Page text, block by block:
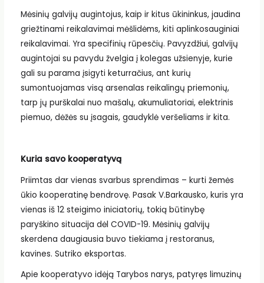
Mėsinių galvijų augintojus, kaip ir kitus ūkininkus, jaudina
griežtinami reikalavimai mėšlidėms, kiti aplinkosauginiai
reikalavimai. Yra specifinių rūpesčių. Pavyzdžiui, galvijų
augintojai su pavydu žvelgia į kolegas užsienyje, kurie
gali su parama įsigyti keturračius, ant kurių
sumontuojamas visą arsenalas reikalingų priemonių,
tarp jų purškalai nuo mašalų, akumuliatoriai, elektrinis
piemuo, dėžės su įsagais, gaudyklė veršeliams ir kita.
Kuria savo kooperatyvą
Priimtas dar vienas svarbus sprendimas – kurti žemės
ūkio kooperatinę bendrovę. Pasak V.Barkausko, kuris yra
vienas iš 12 steigimo iniciatorių, tokią būtinybę
paryškino situacija dėl COVID-19. Mėsinių galvijų
skerdena daugiausia buvo tiekiama į restoranus,
kavines. Sutriko eksportas.
Apie kooperatyvo idėją Tarybos narys, patyręs limuzinų